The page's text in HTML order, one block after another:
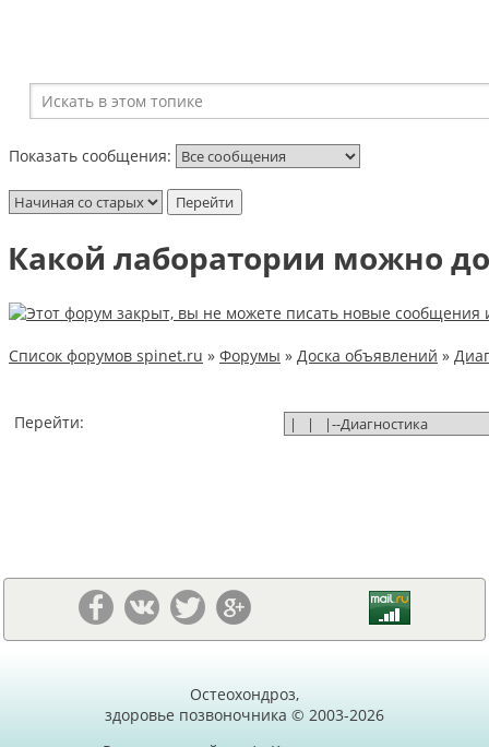
Показать сообщения:
Какой лаборатории можно
Список форумов spinet.ru » Форумы » Доска объявлений »
Перейти:
Остеохондроз,
здоровье позвоночника © 2003-2026